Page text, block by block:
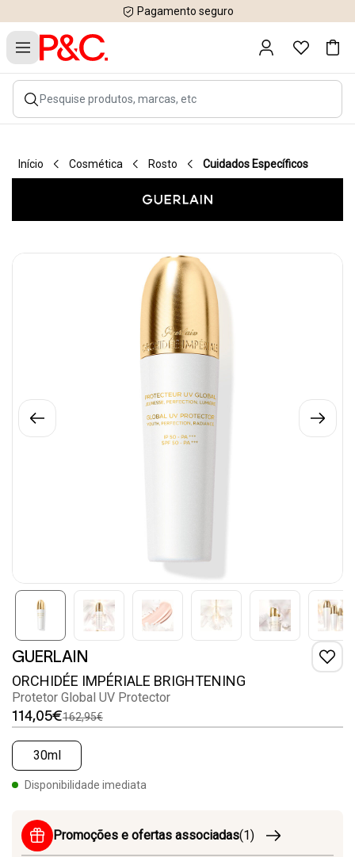
Pagamento seguro
Início Cosmética Rosto Cuidados Específicos
GUERLAIN
ORCHIDÉE IMPÉRIALE BRIGHTENING
Protetor Global UV Protector
114,05€162,95€
30ml
Disponibilidade imediata
Promoções e ofertas associadas(1)